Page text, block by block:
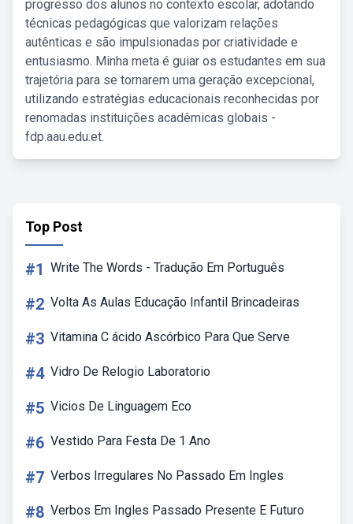
progresso dos alunos no contexto escolar, adotando
técnicas pedagógicas que valorizam relações
autênticas e são impulsionadas por criatividade e
entusiasmo. Minha meta é guiar os estudantes em sua
trajetória para se tornarem uma geração excepcional,
utilizando estratégias educacionais reconhecidas por
renomadas instituições acadêmicas globais -
fdp.aau.edu.et.
Top Post
#1 Write The Words - Tradução Em Português
#2 Volta As Aulas Educação Infantil Brincadeiras
#3 Vitamina C ácido Ascórbico Para Que Serve
#4 Vidro De Relogio Laboratorio
#5 Vicios De Linguagem Eco
#6 Vestido Para Festa De 1 Ano
#7 Verbos Irregulares No Passado Em Ingles
#8 Verbos Em Ingles Passado Presente E Futuro